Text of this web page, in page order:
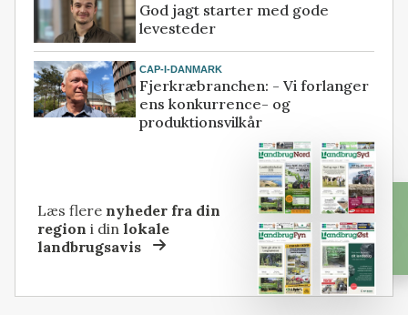
God jagt starter med gode
levesteder
CAP-I-DANMARK
Fjerkræbranchen: - Vi forlanger
ens konkurrence- og
produktionsvilkår
Læs flere nyheder fra din
region i dinlokale
landbrugsavis